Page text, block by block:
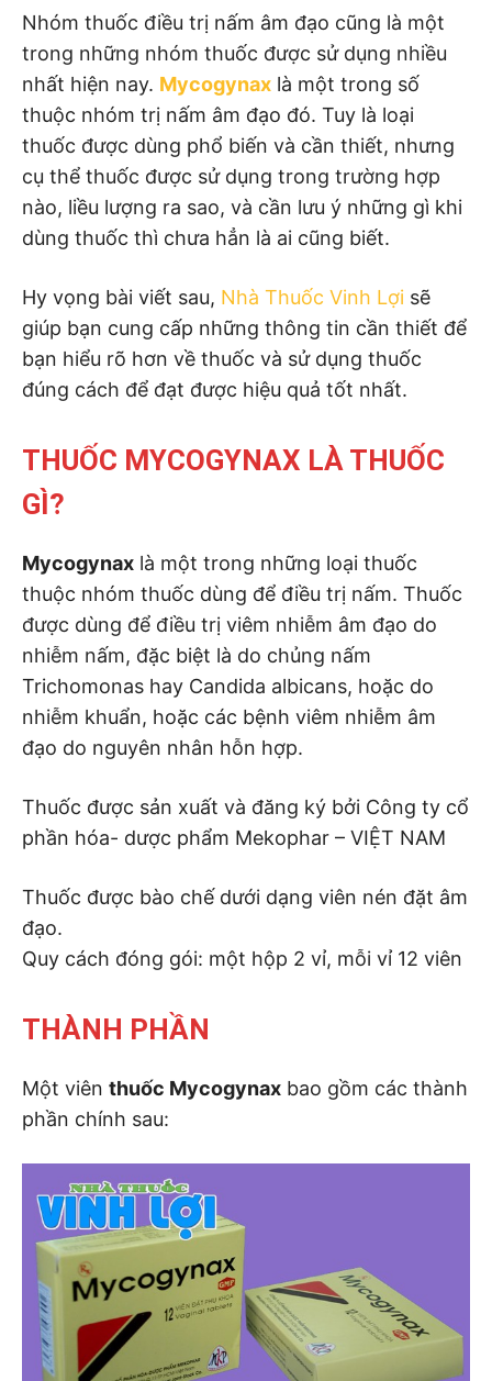
Nhóm thuốc điều trị nấm âm đạo cũng là một
trong những nhóm thuốc được sử dụng nhiều
nhất hiện nay. Mycogynax là một trong số
thuộc nhóm trị nấm âm đạo đó. Tuy là loại
thuốc được dùng phổ biến và cần thiết, nhưng
cụ thể thuốc được sử dụng trong trường hợp
nào, liều lượng ra sao, và cần lưu ý những gì khi
dùng thuốc thì chưa hẳn là ai cũng biết.
Hy vọng bài viết sau, Nhà Thuốc Vinh Lợi sẽ
giúp bạn cung cấp những thông tin cần thiết để
bạn hiểu rõ hơn về thuốc và sử dụng thuốc
đúng cách để đạt được hiệu quả tốt nhất.
THUỐC MYCOGYNAX LÀ THUỐC
GÌ?
Mycogynax là một trong những loại thuốc
thuộc nhóm thuốc dùng để điều trị nấm. Thuốc
được dùng để điều trị viêm nhiễm âm đạo do
nhiễm nấm, đặc biệt là do chủng nấm
Trichomonas hay Candida albicans, hoặc do
nhiễm khuẩn, hoặc các bệnh viêm nhiễm âm
đạo do nguyên nhân hỗn hợp.
Thuốc được sản xuất và đăng ký bởi Công ty cổ
phần hóa- dược phẩm Mekophar – VIỆT NAM
Thuốc được bào chế dưới dạng viên nén đặt âm
đạo.
Quy cách đóng gói: một hộp 2 vỉ, mỗi vỉ 12 viên
THÀNH PHẦN
Một viên thuốc Mycogynax bao gồm các thành
phần chính sau: